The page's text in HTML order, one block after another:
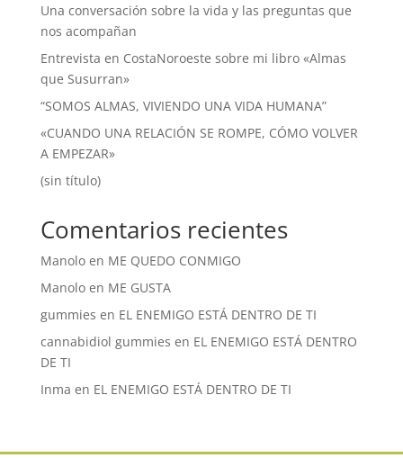
Una conversación sobre la vida y las preguntas que
nos acompañan
Entrevista en CostaNoroeste sobre mi libro «Almas
que Susurran»
“SOMOS ALMAS, VIVIENDO UNA VIDA HUMANA”
«CUANDO UNA RELACIÓN SE ROMPE, CÓMO VOLVER
A EMPEZAR»
(sin título)
Comentarios recientes
Manoloen ME QUEDO CONMIGO
Manoloen ME GUSTA
gummies en EL ENEMIGO ESTÁ DENTRO DE TI
cannabidiol gummies en EL ENEMIGO ESTÁ DENTRO
DE TI
Inma en EL ENEMIGO ESTÁ DENTRO DE TI